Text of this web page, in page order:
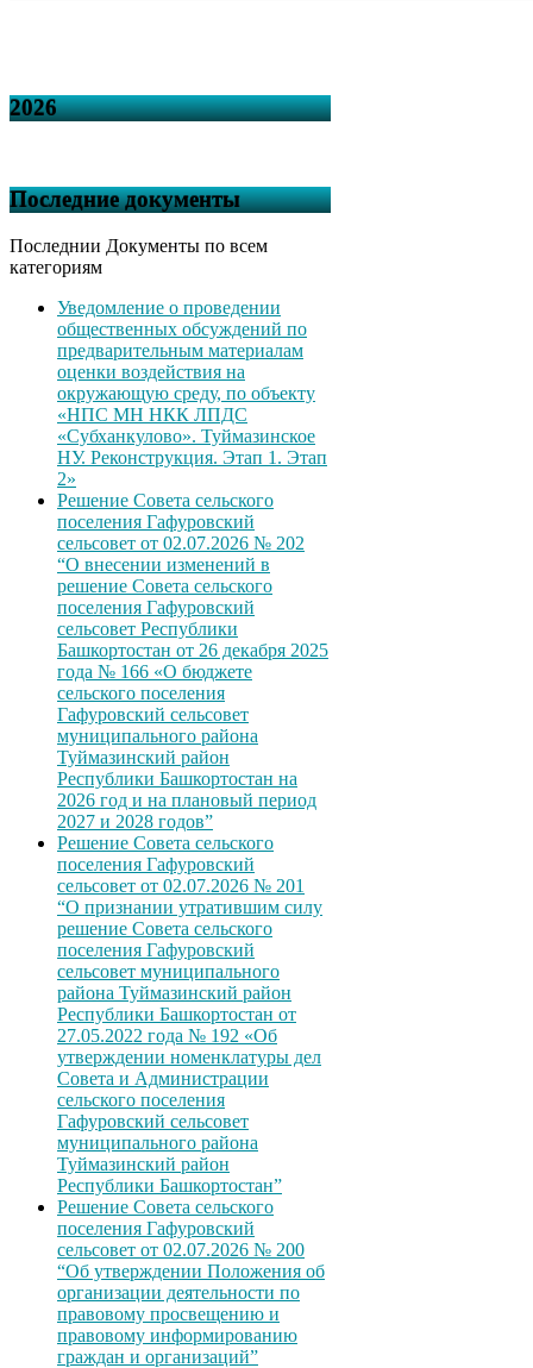
2026
Последние документы
Последнии Документы по всем
категориям
Уведомление о проведении
общественных обсуждений по
предварительным материалам
оценки воздействия на
окружающую среду, по объекту
«НПС МН НКК ЛПДС
«Субханкулово». Туймазинское
НУ. Реконструкция. Этап 1. Этап
2»
Решение Совета сельского
поселения Гафуровский
сельсовет от 02.07.2026 № 202
“О внесении изменений в
решение Совета сельского
поселения Гафуровский
сельсовет Республики
Башкортостан от 26 декабря 2025
года № 166 «О бюджете
сельского поселения
Гафуровский сельсовет
муниципального района
Туймазинский район
Республики Башкортостан на
2026 год и на плановый период
2027 и 2028 годов”
Решение Совета сельского
поселения Гафуровский
сельсовет от 02.07.2026 № 201
“О признании утратившим силу
решение Совета сельского
поселения Гафуровский
сельсовет муниципального
района Туймазинский район
Республики Башкортостан от
27.05.2022 года № 192 «Об
утверждении номенклатуры дел
Совета и Администрации
сельского поселения
Гафуровский сельсовет
муниципального района
Туймазинский район
Республики Башкортостан”
Решение Совета сельского
поселения Гафуровский
сельсовет от 02.07.2026 № 200
“Об утверждении Положения об
организации деятельности по
правовому просвещению и
правовому информированию
граждан и организаций”